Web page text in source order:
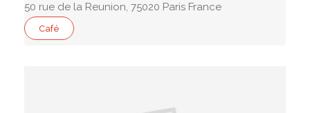
50 rue de la Reunion, 75020 Paris France
Café